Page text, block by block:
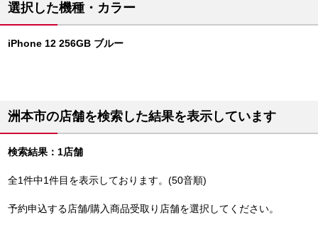
選択した機種・カラー
iPhone 12 256GB ブルー
洲本市の店舗を検索した結果を表示しています
検索結果：1店舗
全1件中1件目を表示しております。(50音順)
予約申込する店舗/購入商品受取り店舗を選択してください。